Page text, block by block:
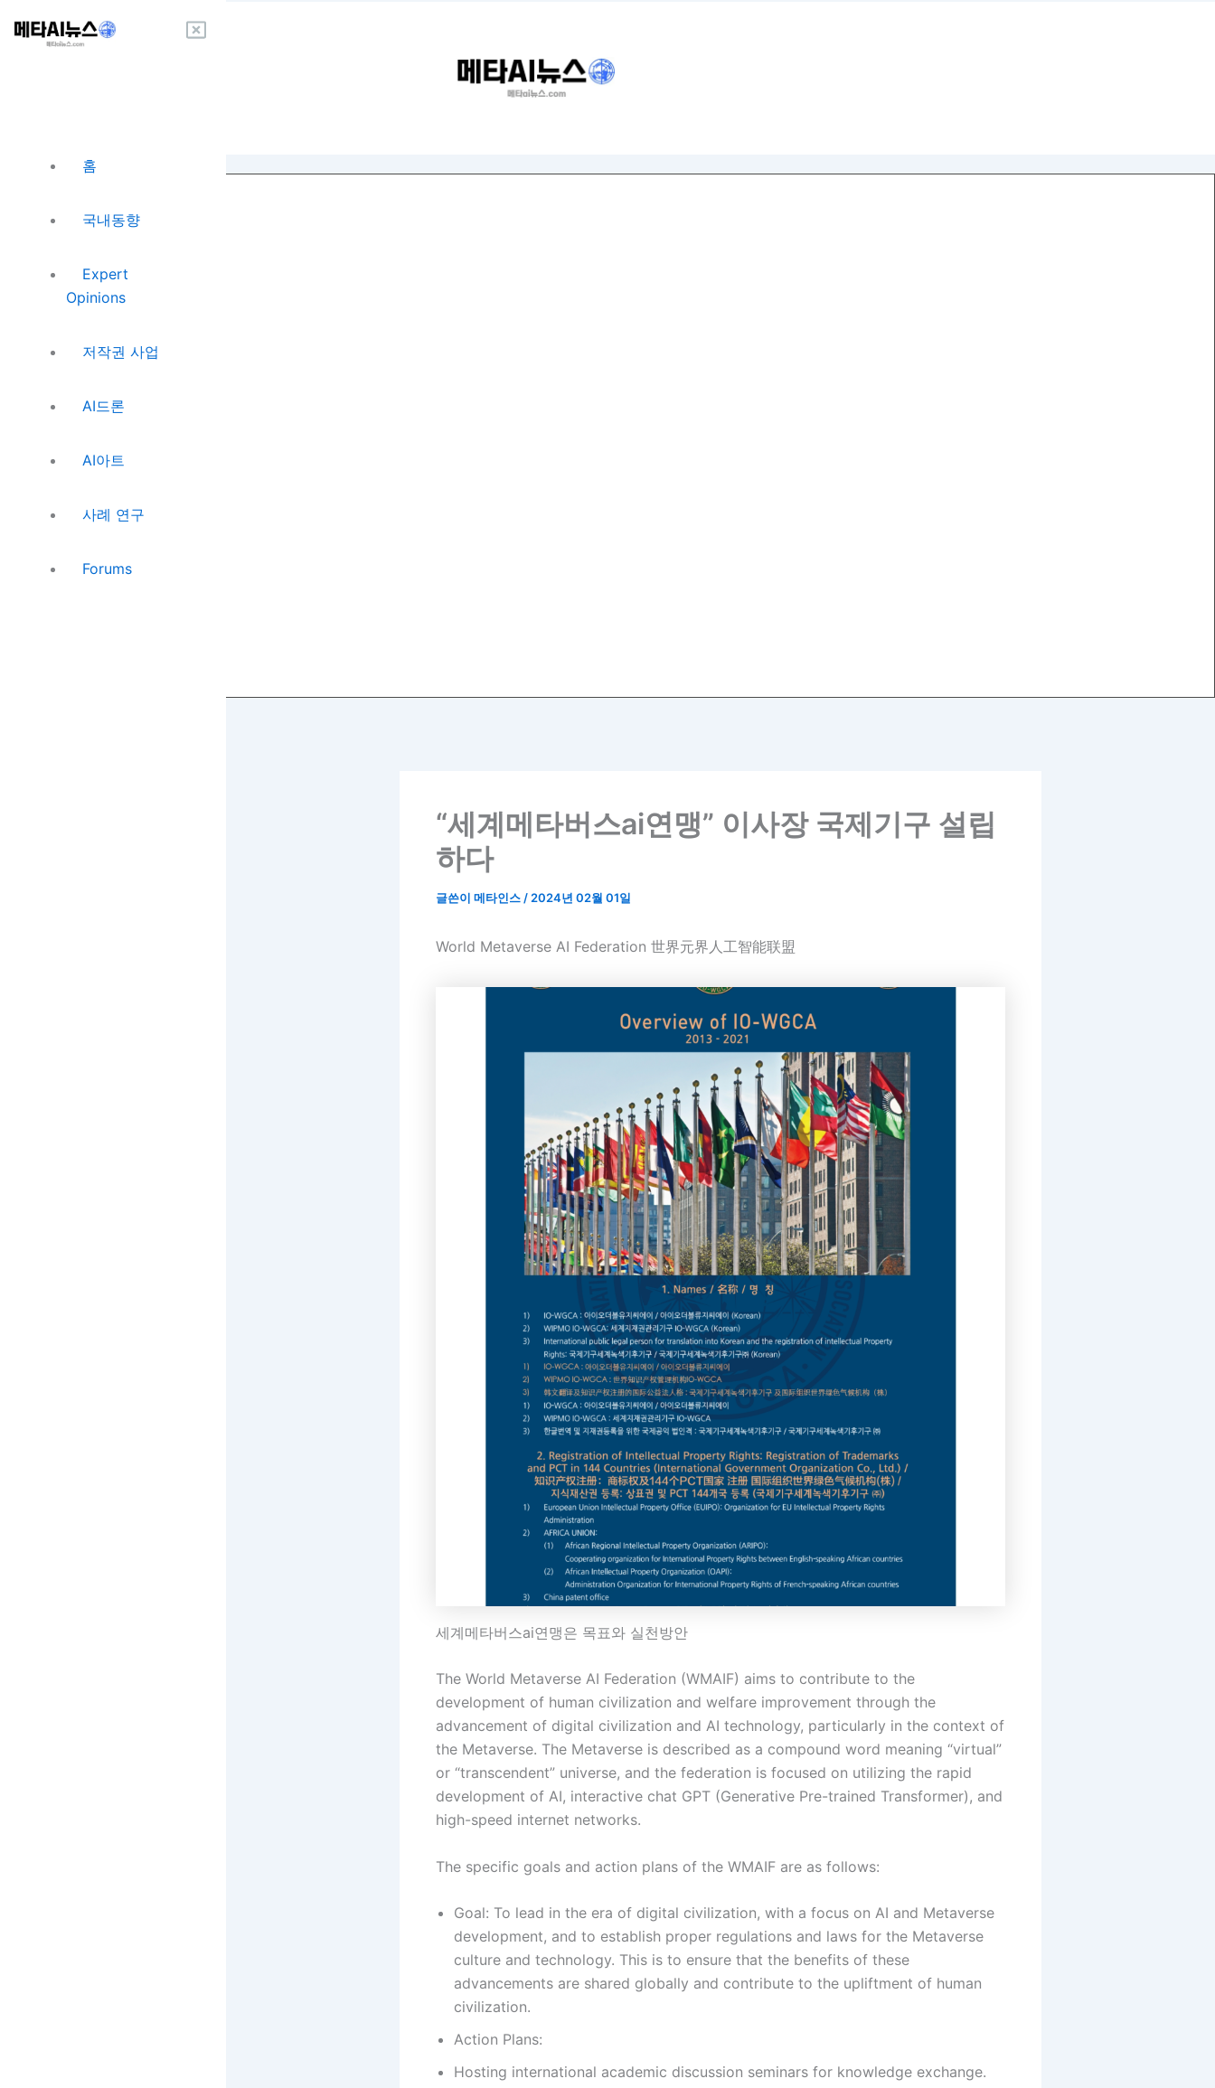
홈
국내동향
Expert
Opinions
저작권 사업
AI드론
AI아트
사례 연구
Forums
주간 토픽
글로벌 뉴스웨이브
전자출판
아마존
회원 가입
주간 토픽
지식+
전자출판
“세계메타버스ai연맹” 이사장 국제기구 설립
하다
글쓴이 메타인스/2024년 02월 01일
World Metaverse AI Federation 世界元界人工智能联盟
세계메타버스ai연맹은 목표와 실천방안
The World Metaverse AI Federation (WMAIF) aims to contribute to the
development of human civilization and welfare improvement through the
advancement of digital civilization and AI technology, particularly in the context of
the Metaverse. The Metaverse is described as a compound word meaning “virtual”
or “transcendent” universe, and the federation is focused on utilizing the rapid
development of AI, interactive chat GPT (Generative Pre-trained Transformer), and
high-speed internet networks.
The specific goals and action plans of the WMAIF are as follows:
Goal: To lead in the era of digital civilization, with a focus on AI and Metaverse
development, and to establish proper regulations and laws for the Metaverse
culture and technology. This is to ensure that the benefits of these
advancements are shared globally and contribute to the upliftment of human
civilization.
Action Plans:
Hosting international academic discussion seminars for knowledge exchange.